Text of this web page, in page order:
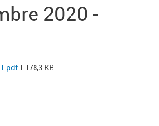
2020 -
1.178,3 KB